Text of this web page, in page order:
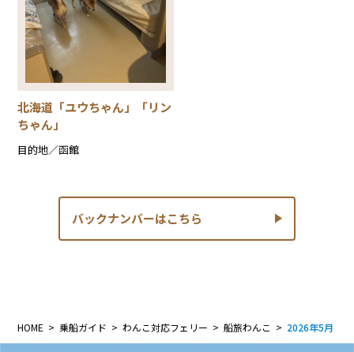
北海道「ユウちゃん」「リン
ちゃん」
目的地／函館
バックナンバーはこちら
HOME 乗船ガイド わんこ対応フェリー 船旅わんこ 2026年5月